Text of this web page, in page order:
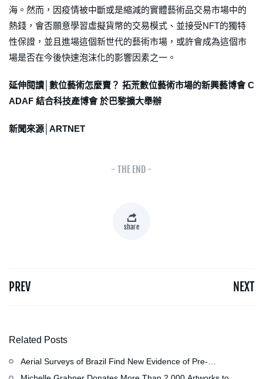
海。然而，因疫情被中斷或是縮減的實體藝術品交易市場中的
熱錢，會否願意學習虛擬貨幣的交易模式、並接受NFT的獨特
性保證，並且進場這個新世代的藝術市場，或許會成為這個市
場是否在今後快速泡沫化的影響因素之一。
延伸閱讀│數位藝術怎麼賣？ 拓荒數位藝術市場的新興藝博會 C
ADAF 結合科技產博會 於巴黎擴大舉辦
新聞來源│ARTNET
- THE END -
share
PREV NEXT
Related Posts
Aerial Surveys of Brazil Find New Evidence of Pre-
Colombian Civilization